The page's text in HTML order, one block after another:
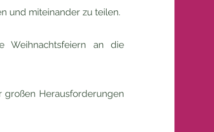
und miteinander zu teilen.
Weihnachtsfeiern an die
großen Herausforderungen